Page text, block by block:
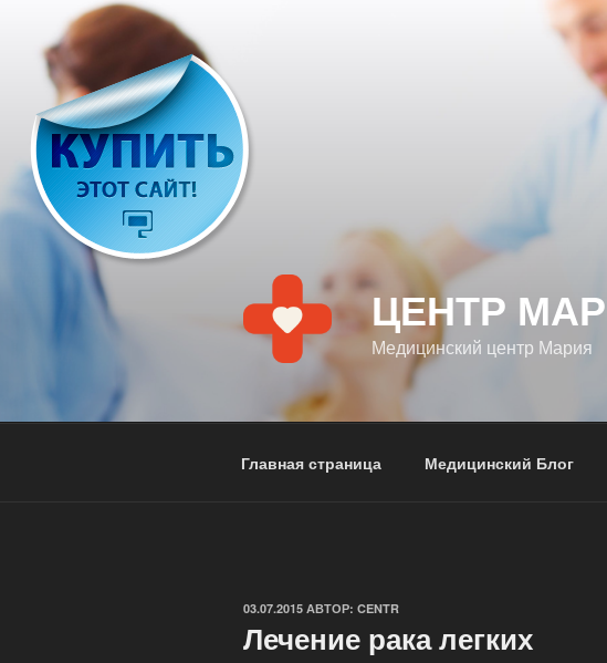
Перейти
содержимому
ЦЕНТР
Медицинский центр Мария
Главная страница Медицинский Блог
ОПУБЛИКОВАНО
03.07.2015 АВТОР: CENTR
Лечение рака легких